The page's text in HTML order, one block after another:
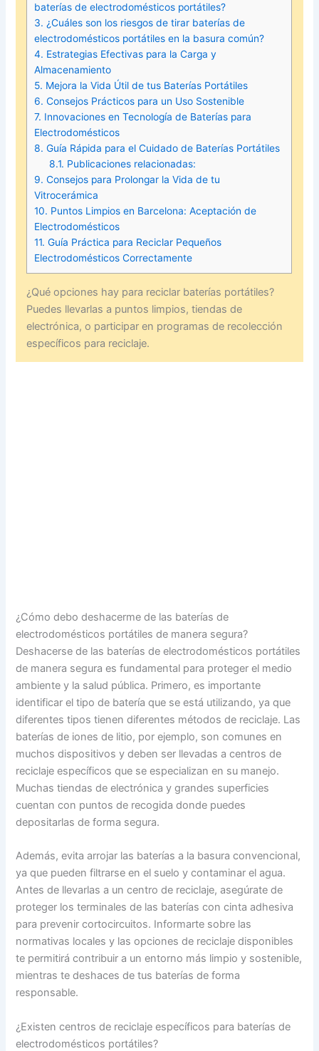
baterías de electrodomésticos portátiles?
3. ¿Cuáles son los riesgos de tirar baterías de
electrodomésticos portátiles en la basura común?
4. Estrategias Efectivas para la Carga y
Almacenamiento
5. Mejora la Vida Útil de tus Baterías Portátiles
6. Consejos Prácticos para un Uso Sostenible
7. Innovaciones en Tecnología de Baterías para
Electrodomésticos
8. Guía Rápida para el Cuidado de Baterías Portátiles
8.1. Publicaciones relacionadas:
9. Consejos para Prolongar la Vida de tu
Vitrocerámica
10. Puntos Limpios en Barcelona: Aceptación de
Electrodomésticos
11. Guía Práctica para Reciclar Pequeños
Electrodomésticos Correctamente
¿Qué opciones hay para reciclar baterías portátiles?
Puedes llevarlas a puntos limpios, tiendas de
electrónica, o participar en programas de recolección
específicos para reciclaje.
¿Cómo debo deshacerme de las baterías de
electrodomésticos portátiles de manera segura?
Deshacerse de las baterías de electrodomésticos portátiles
de manera segura es fundamental para proteger el medio
ambiente y la salud pública. Primero, es importante
identificar el tipo de batería que se está utilizando, ya que
diferentes tipos tienen diferentes métodos de reciclaje. Las
baterías de iones de litio, por ejemplo, son comunes en
muchos dispositivos y deben ser llevadas a centros de
reciclaje específicos que se especializan en su manejo.
Muchas tiendas de electrónica y grandes superficies
cuentan con puntos de recogida donde puedes
depositarlas de forma segura.
Además, evita arrojar las baterías a la basura convencional,
ya que pueden filtrarse en el suelo y contaminar el agua.
Antes de llevarlas a un centro de reciclaje, asegúrate de
proteger los terminales de las baterías con cinta adhesiva
para prevenir cortocircuitos. Informarte sobre las
normativas locales y las opciones de reciclaje disponibles
te permitirá contribuir a un entorno más limpio y sostenible,
mientras te deshaces de tus baterías de forma
responsable.
¿Existen centros de reciclaje específicos para baterías de
electrodomésticos portátiles?